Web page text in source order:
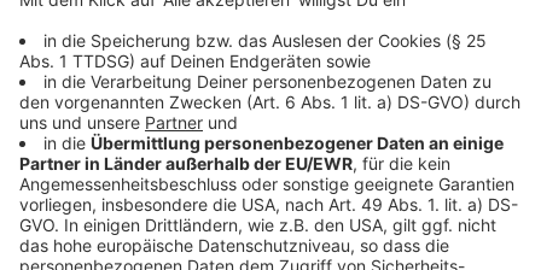
erwärmen.
Gnocchi:
Die Kartoffeln mit Schale in Salzwasser etwa 20
Minuten gar kochen. Inzwischen die Kartoffeln
abgießen und ausdampfen lassen. Noch heiß
pellen und durch die Presse drücken. Sofort mit
Mehl, Grieß und Ei vermengen. Mit Muskat und
Salz abschmecken.